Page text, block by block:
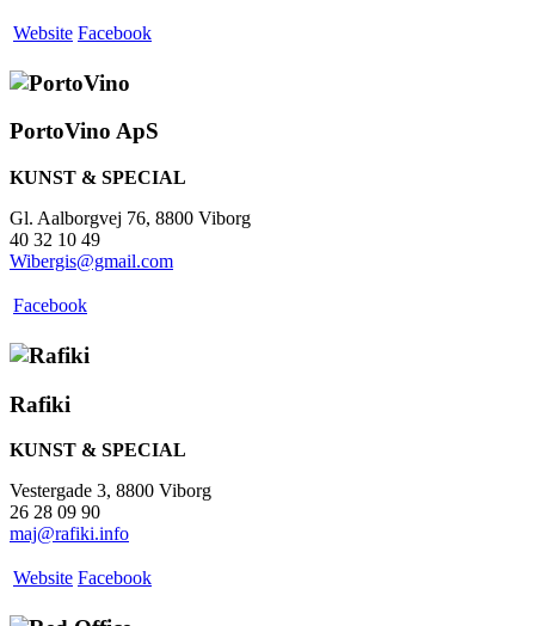
Website Facebook
PortoVino ApS
KUNST & SPECIAL
Gl. Aalborgvej 76, 8800 Viborg
40 32 10 49
Wibergis@gmail.com
Facebook
Rafiki
KUNST & SPECIAL
Vestergade 3, 8800 Viborg
26 28 09 90
maj@rafiki.info
Website Facebook